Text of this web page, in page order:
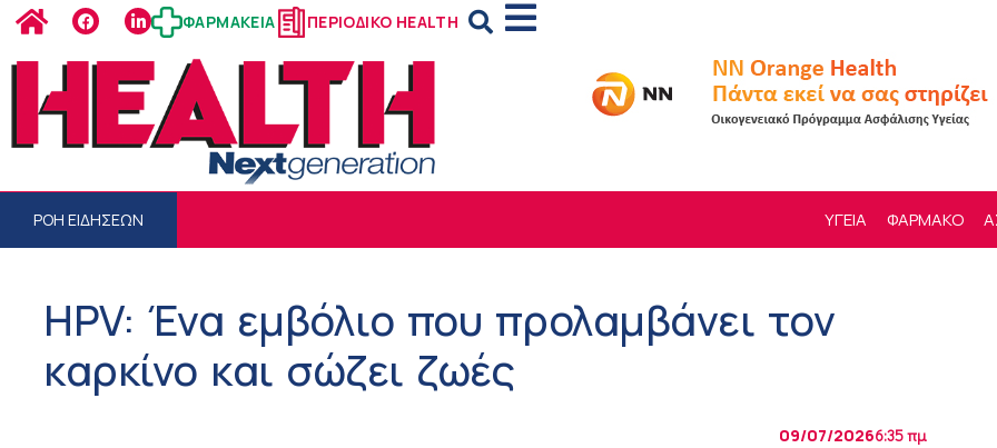
ΦΑΡΜΑΚΕΙΑ ΠΕΡΙΟΔΙΚΟ HEALTH
ΡΟΗ ΕΙΔΗΣΕΩΝ ΥΓΕΙΑ ΦΑΡΜΑΚΟ
HPV: Ένα εμβόλιο που προλαμβάνει τον
καρκίνο και σώζει ζωές
09/07/20266:35 πμ